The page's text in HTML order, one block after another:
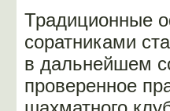
Традиционные
соратниками
в дальнейшем
проверенное